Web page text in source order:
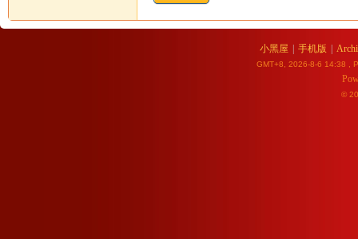
小黑屋 手机版
GMT+8, 2026-8-6 14:38 ,
©